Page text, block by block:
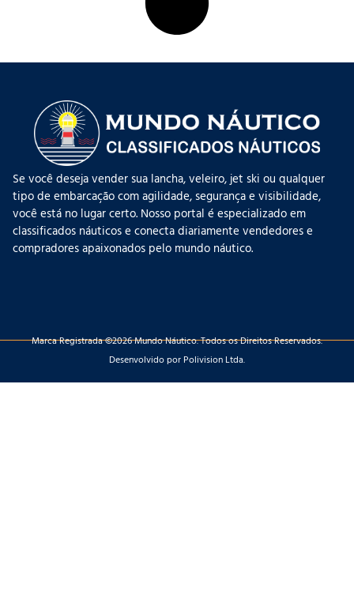
Se você deseja vender sua lancha, veleiro, jet ski ou qualquer
tipo de embarcação com agilidade, segurança e visibilidade,
você está no lugar certo. Nosso portal é especializado em
classificados náuticos e conecta diariamente vendedores e
compradores apaixonados pelo mundo náutico.
Marca Registrada ©2026 Mundo Náutico. Todos os Direitos Reservados.
Desenvolvido por Polivision Ltda.